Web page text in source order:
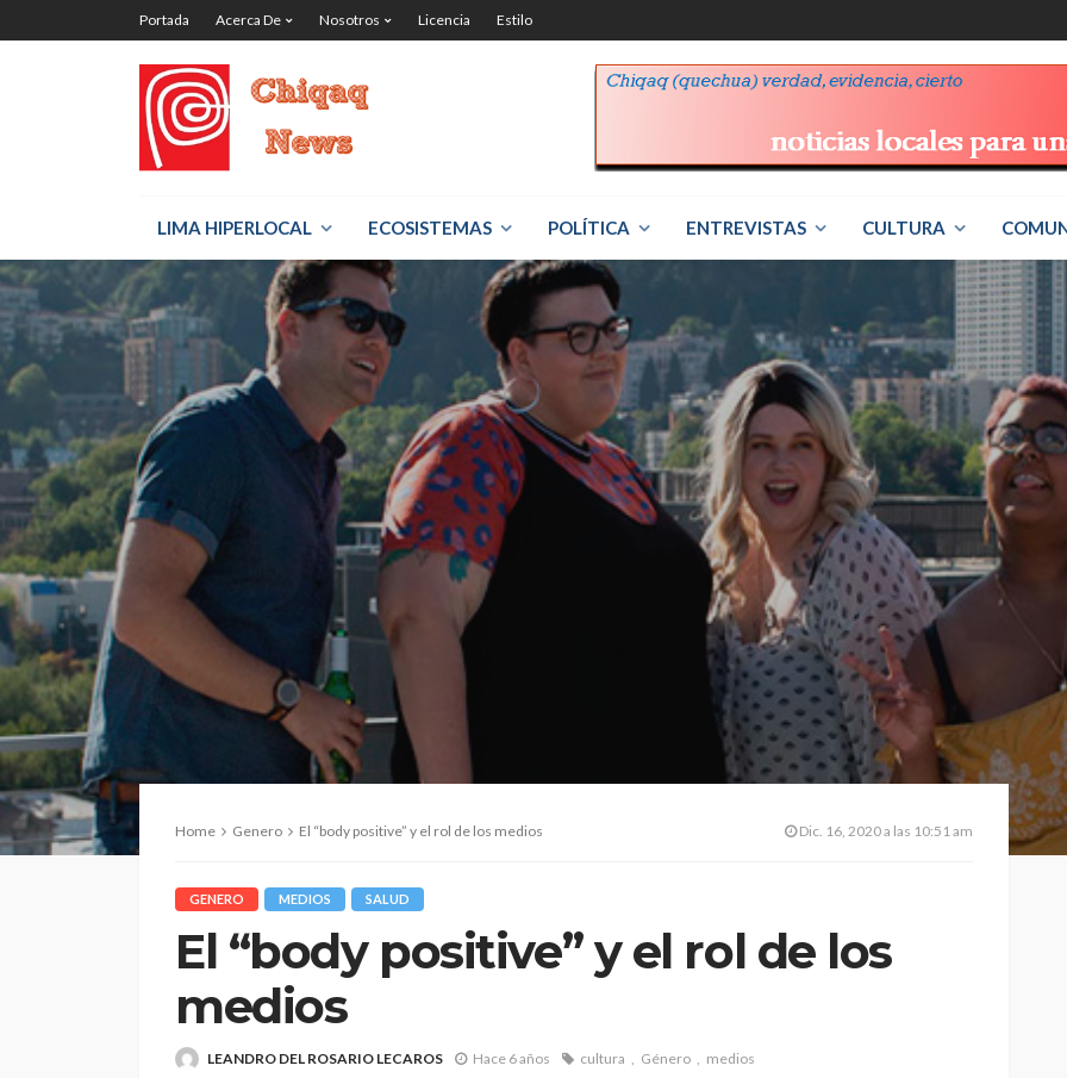
Portada Acerca De Nosotros Licencia Estilo
LIMA HIPERLOCAL ECOSISTEMAS POLÍTICA ENTREVISTAS CULTURA
Home Genero El “body positive” y el rol de los medios Dic. 16, 2020 a las 10:51 am
GENERO MEDIOS SALUD
El “body positive” y el rol de los
medios
LEANDRO DEL ROSARIO LECAROS Hace 6 años cultura Género medios